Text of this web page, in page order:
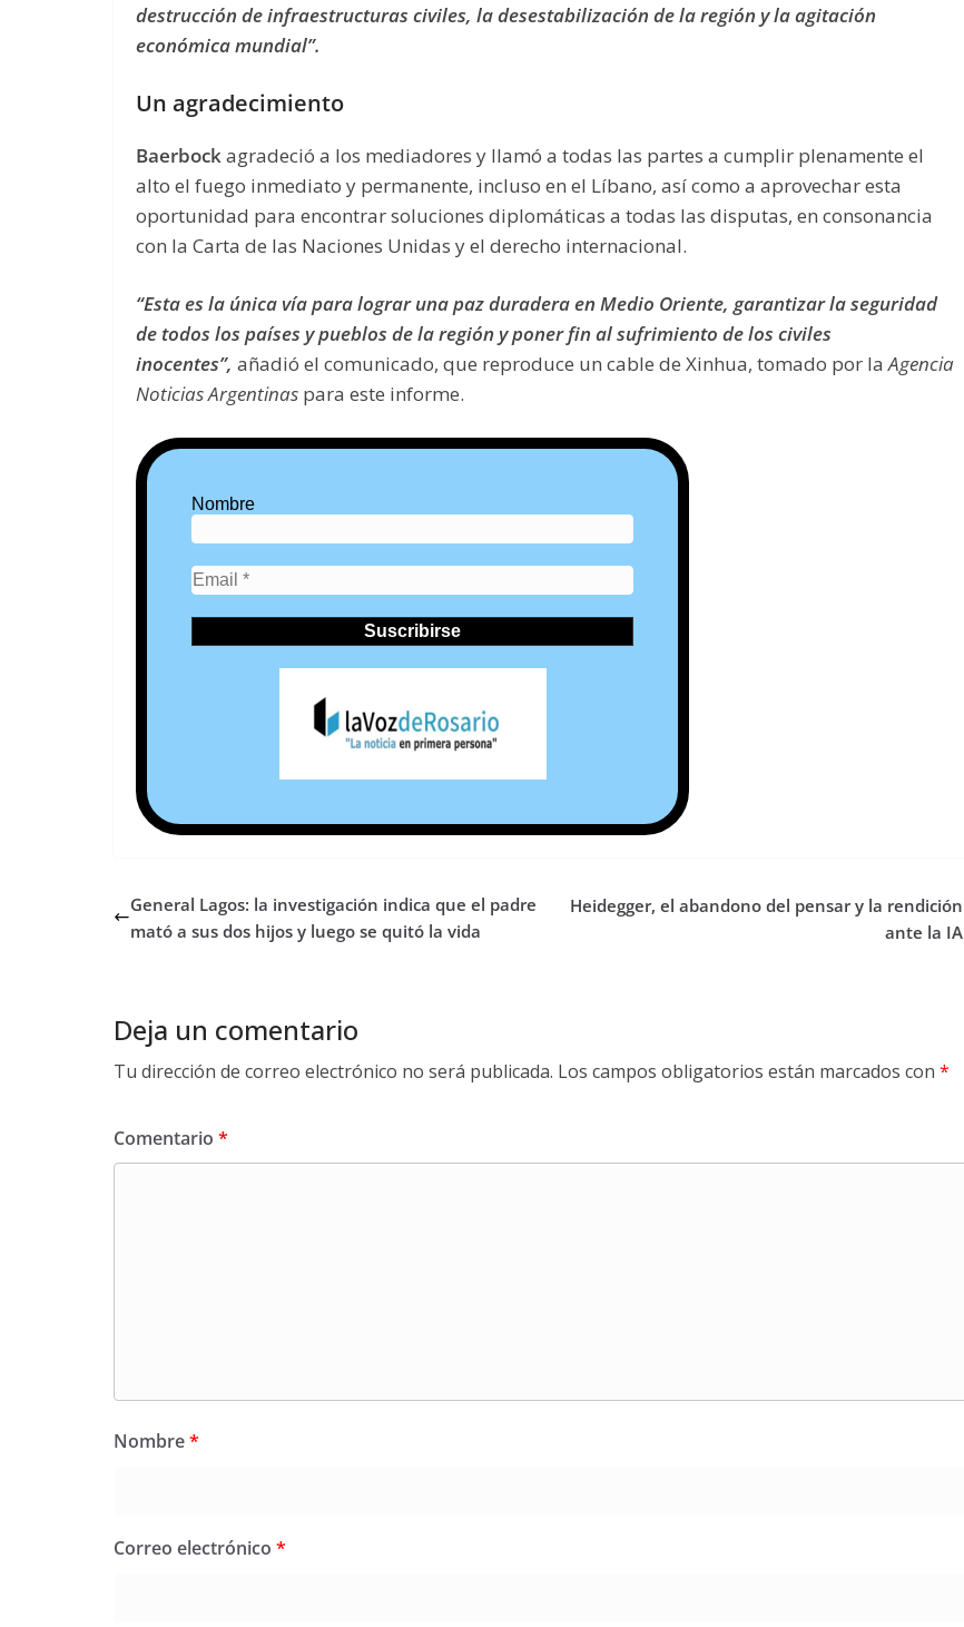
destrucción de infraestructuras civiles, la desestabilización de la región y la agitación
económica mundial”.
Un agradecimiento
Baerbockagradeció a los mediadores y llamó a todas las partes a cumplir plenamente el
alto el fuego inmediato y permanente, incluso en el Líbano, así como a aprovechar esta
oportunidad para encontrar soluciones diplomáticas a todas las disputas, en consonancia
con la Carta de las Naciones Unidas y el derecho internacional.
“Esta es la única vía para lograr una paz duradera en Medio Oriente, garantizar la seguridad
de todos los países y pueblos de la región y poner fin al sufrimiento de los civiles
inocentes”, añadió el comunicado, que reproduce un cable de Xinhua, tomado por laAgencia
Noticias Argentinas para este informe.
Nombre
General Lagos: la investigación indica que el padre
mató a sus dos hijos y luego se quitó la vida
Heidegger, el abandono del pensar y la rendición
ante la IA
Deja un comentario
Tu dirección de correo electrónico no será publicada. Los campos obligatorios están marcados con *
Comentario *
Nombre*
Correo electrónico *